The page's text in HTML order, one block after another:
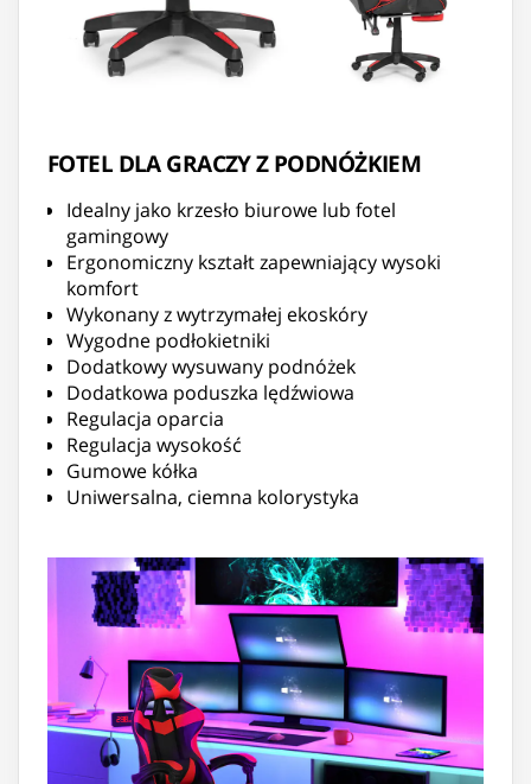
FOTEL DLA GRACZY Z PODNÓŻKIEM
Idealny jako krzesło biurowe lub fotel
gamingowy
Ergonomiczny kształt zapewniający wysoki
komfort
Wykonany z wytrzymałej ekoskóry
Wygodne podłokietniki
Dodatkowy wysuwany podnóżek
Dodatkowa poduszka lędźwiowa
Regulacja oparcia
Regulacja wysokość
Gumowe kółka
Uniwersalna, ciemna kolorystyka